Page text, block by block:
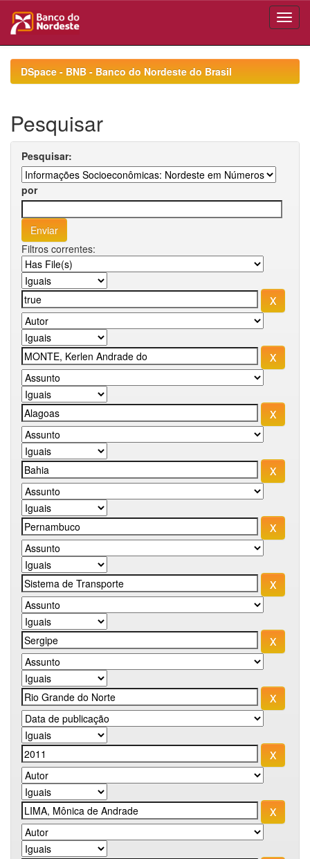
navigationDSpace - BNB - Banco do Nordeste do Brasil
Pesquisar
Pesquisar:
por
Filtros correntes: